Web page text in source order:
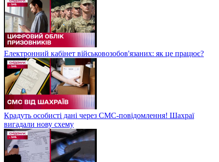
Електронний кабінет військовозобов'язаних: як це працює?
Крадуть особисті дані через СМС-повідомлення! Шахраї
вигадали нову схему